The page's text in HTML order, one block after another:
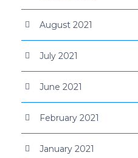
August 2021
July 2021
June 2021
February 2021
January 2021